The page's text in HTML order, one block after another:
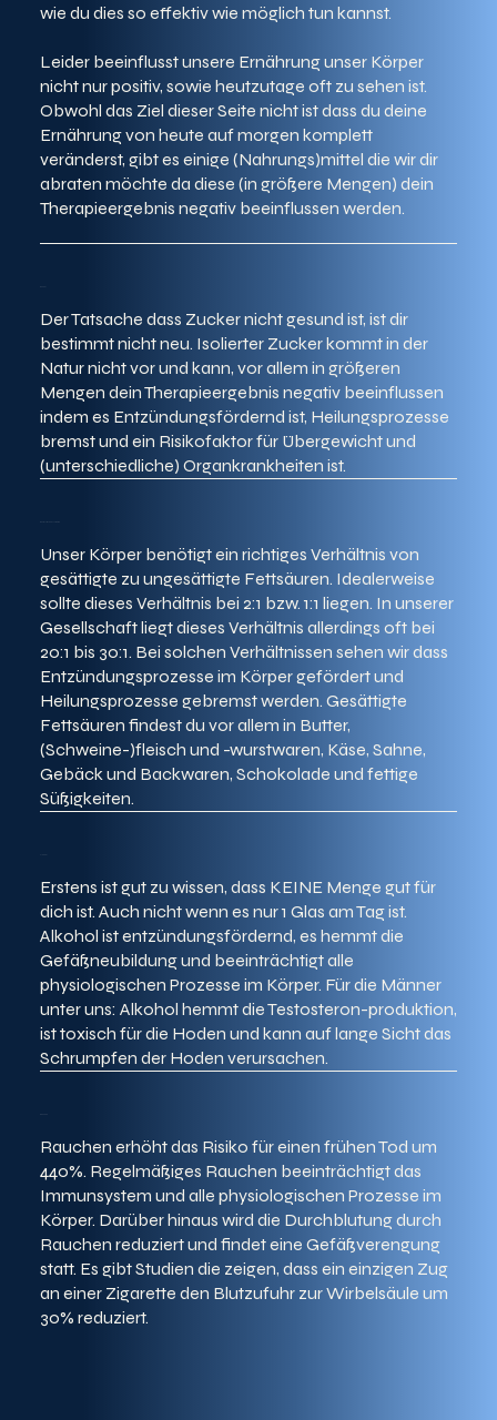
wie du dies so effektiv wie möglich tun kannst.
Leider beeinflusst unsere Ernährung unser Körper
nicht nur positiv, sowie heutzutage oft zu sehen ist.
Obwohl das Ziel dieser Seite nicht ist dass du deine
Ernährung von heute auf morgen komplett
veränderst, gibt es einige (Nahrungs)mittel die wir dir
abraten möchte da diese (in größere Mengen) dein
Therapieergebnis negativ beeinflussen werden.
Der Tatsache dass Zucker nicht gesund ist, ist dir
bestimmt nicht neu. Isolierter Zucker kommt in der
Natur nicht vor und kann, vor allem in größeren
Mengen dein Therapieergebnis negativ beeinflussen
indem es Entzündungsfördernd ist, Heilungsprozesse
bremst und ein Risikofaktor für Übergewicht und
(unterschiedliche) Organkrankheiten ist.
Unser Körper benötigt ein richtiges Verhältnis von
gesättigte zu ungesättigte Fettsäuren. Idealerweise
sollte dieses Verhältnis bei 2:1 bzw. 1:1 liegen. In unserer
Gesellschaft liegt dieses Verhältnis allerdings oft bei
20:1 bis 30:1. Bei solchen Verhältnissen sehen wir dass
Entzündungsprozesse im Körper gefördert und
Heilungsprozesse gebremst werden. Gesättigte
Fettsäuren findest du vor allem in Butter,
(Schweine-)fleisch und -wurstwaren, Käse, Sahne,
Gebäck und Backwaren, Schokolade und fettige
Süßigkeiten.
Erstens ist gut zu wissen, dass KEINE Menge gut für
dich ist. Auch nicht wenn es nur 1 Glas am Tag ist.
Alkohol ist entzündungsfördernd, es hemmt die
Gefäßneubildung und beeinträchtigt alle
physiologischen Prozesse im Körper. Für die Männer
unter uns: Alkohol hemmt die Testosteron-produktion,
ist toxisch für die Hoden und kann auf lange Sicht das
Schrumpfen der Hoden verursachen.
Rauchen erhöht das Risiko für einen frühen Tod um
440%. Regelmäßiges Rauchen beeinträchtigt das
Immunsystem und alle physiologischen Prozesse im
Körper. Darüber hinaus wird die Durchblutung durch
Rauchen reduziert und findet eine Gefäßverengung
statt. Es gibt Studien die zeigen, dass ein einzigen Zug
an einer Zigarette den Blutzufuhr zur Wirbelsäule um
30% reduziert.